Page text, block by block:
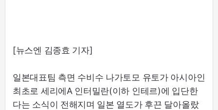
[뉴스엔 김종효 기자]
일본대표팀 측면 수비수 나가토모 유토가 아시아인
최초로 세리에A 인터밀란(이하 인테르)에 입단한
다는 소식이 전해지며 일본 열도가 후끈 달아올랐